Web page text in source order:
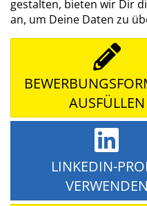
gestalten, bieten wir Dir
an, um Deine Daten zu
AUSFÜLLEN
LINKEDIN-
VERWENDEN